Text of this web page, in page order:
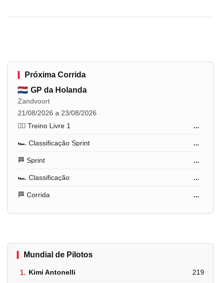
Próxima Corrida
GP da Holanda
Zandvoort
21/08/2026 a 23/08/2026
🏋️‍♂️ Treino Livre 1
...
🏎️ Classificação Sprint ...
🏁 Sprint ...
🏎️ Classificação ...
🏁 Corrida ...
Mundial de Pilotos
1. Kimi Antonelli 219